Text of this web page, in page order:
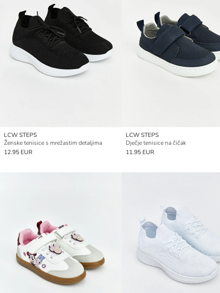
LCW STEPS
Ženske tenisice s mrežastim detaljima
12.95 EUR
LCW STEPS
Dječje tenisice na čičak
11.95 EUR